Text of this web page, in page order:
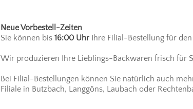
Neue Vorbestell-Zeiten
Sie können bis 16:00 Uhr Ihre Filial-Bestellung für
Wir produzieren Ihre Lieblings-Backwaren frisch für
Bei Filial-Bestellungen können Sie natürlich auch
Filiale in Butzbach, Langgöns, Laubach oder